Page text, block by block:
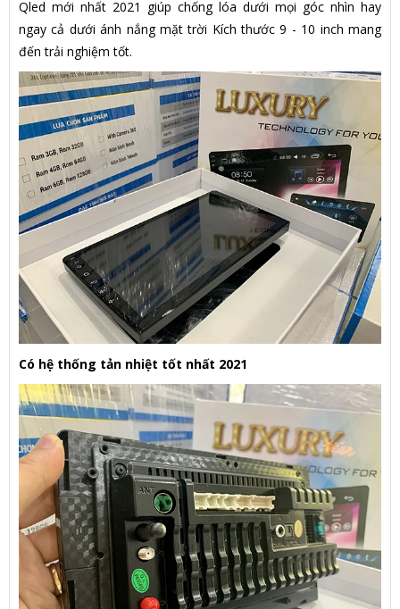
Qled mới nhất 2021 giúp chống lóa dưới mọi góc nhìn hay
ngay cả dưới ánh nắng mặt trời Kích thước 9 - 10 inch mang
đến trải nghiệm tốt.
Có hệ thống tản nhiệt tốt nhất 2021